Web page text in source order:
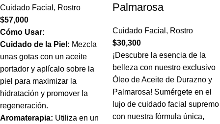
Cuidado Facial , Rostro
$57,000
Cómo Usar:
Cuidado de la Piel: Mezcla
unas gotas con un aceite
portador y aplícalo sobre la
piel para maximizar la
hidratación y promover la
regeneración.
Aromaterapia: Utiliza en un
Palmarosa
Cuidado Facial , Rostro
$30,300
¡Descubre la esencia de la
belleza con nuestro exclusivo
Óleo de Aceite de Durazno y
Palmarosa! Sumérgete en el
lujo de cuidado facial supremo
con nuestra fórmula única,